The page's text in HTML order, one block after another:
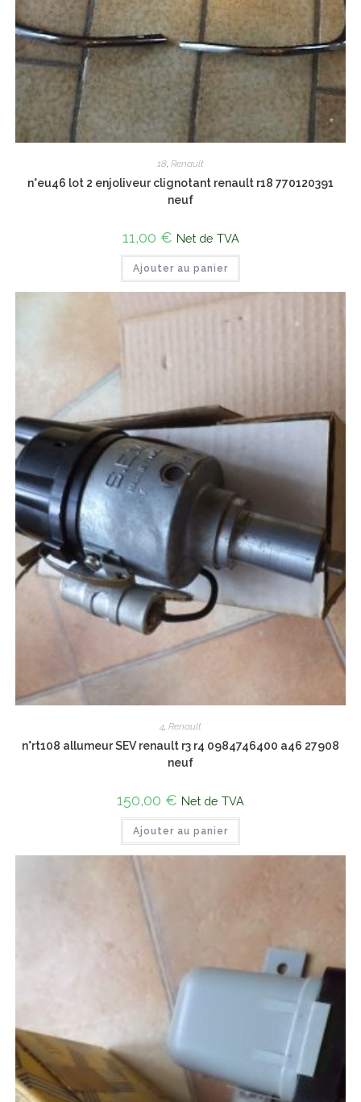
18, Renault
n°eu46 lot 2 enjoliveur clignotant renault r18 770120391
neuf
11,00 € Net de TVA
Ajouter au panier
4, Renault
n°rt108 allumeur SEV renault r3 r4 0984746400 a46 27908
neuf
150,00 € Net de TVA
Ajouter au panier